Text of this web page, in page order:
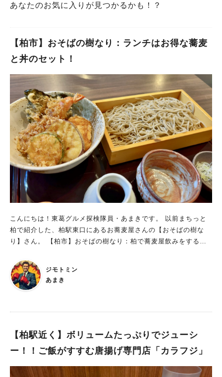
あなたのお気に入りが見つかるかも！？
【柏市】おそばの樹なり：ランチはお得な蕎麦
と丼のセット！
こんにちは！東葛グルメ探検隊員・あまきです。 以前まちっと
柏で紹介した、柏駅東口にあるお蕎麦屋さんの【おそばの樹な
り】さん。 【柏市】おそばの樹なり：柏で蕎麦屋飲みをするな
美味しさはもちろん、モダンで優雅な雰囲気で一気に人気店とな
られたお店。 ランチでは丼と蕎麦のお得なセットがいただける
と聞いていたので、 今回昼時に柏駅に行く予定が出来たため、
カフェのような雰囲気で、優雅に食事を楽しむことができます。
麦のセットをお得な値段でいただくことができます！ せいろは
追加料金でかけそばにしたり、変わり蕎麦や二色もりに変更する
ジモトミン
あまき
【柏駅近く】ボリュームたっぷりでジューシ
ー！！ご飯がすすむ唐揚げ専門店「カラフジ」